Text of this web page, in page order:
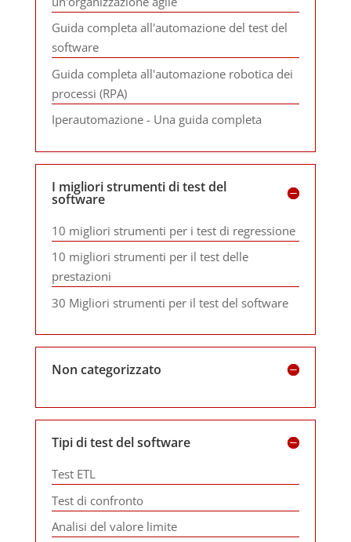
Guida completa all'automazione del test del
software
Guida completa all'automazione robotica dei
processi (RPA)
Iperautomazione - Una guida completa
I migliori strumenti di test del
software
10 migliori strumenti per i test di regressione
10 migliori strumenti per il test delle
prestazioni
30 Migliori strumenti per il test del software
Non categorizzato
Tipi di test del software
Test ETL
Test di confronto
Analisi del valore limite